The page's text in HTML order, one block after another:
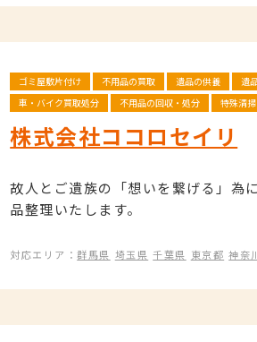
ゴミ屋敷片付け 不用品の買取 遺品の供養 遺
車・バイク買取処分
不用品の回収・処分 特殊清掃
株式会社ココロセイリ
故人とご遺族の「想いを繋げる」為
品整理いたします。
対応エリア：群馬県 埼玉県 千葉県 東京都 神奈